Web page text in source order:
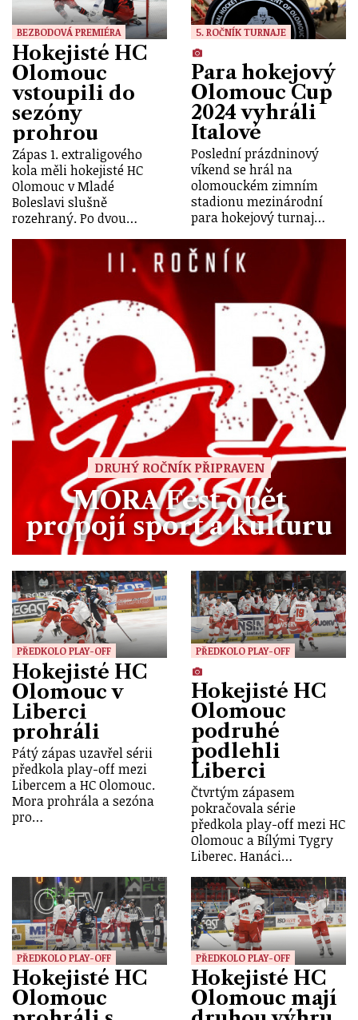
BEZBODOVÁ PREMIÉRA
Hokejisté HC
Olomouc
vstoupili do
sezóny
prohrou
Zápas 1. extraligového
kola měli hokejisté HC
Olomouc v Mladé
Boleslavi slušně
rozehraný. Po dvou…
5. ROČNÍK TURNAJE
Para hokejový
Olomouc Cup
2024 vyhráli
Italové
Poslední prázdninový
víkend se hrál na
olomouckém zimním
stadionu mezinárodní
para hokejový turnaj…
DRUHÝ ROČNÍK PŘIPRAVEN
MORA Fest opět
propojí sport a kulturu
PŘEDKOLO PLAY-OFF
Hokejisté HC
Olomouc v
Liberci
prohráli
Pátý zápas uzavřel sérii
předkola play-off mezi
Libercem a HC Olomouc.
Mora prohrála a sezóna
pro…
PŘEDKOLO PLAY-OFF
Hokejisté HC
Olomouc
podruhé
podlehli
Liberci
Čtvrtým zápasem
pokračovala série
předkola play-off mezi HC
Olomouc a Bílými Tygry
Liberec. Hanáci…
PŘEDKOLO PLAY-OFF
Hokejisté HC
Olomouc
PŘEDKOLO PLAY-OFF
Hokejisté HC
Olomouc mají